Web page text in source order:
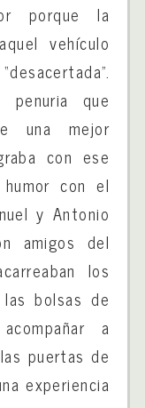
porque la
vehículo
que
una mejor
con ese
con el
y Antonio
amigos del
los
bolsas de
a
puertas de
experiencia